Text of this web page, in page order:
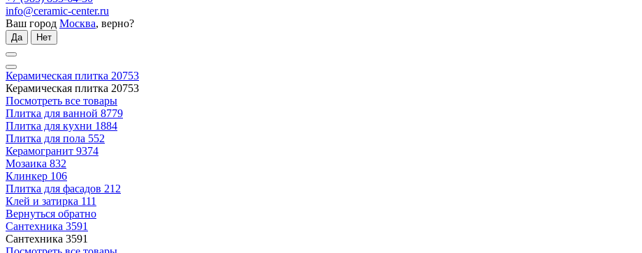
info@ceramic-center.ru
Ваш город Москва, верно?
Да Нет
Керамическая плитка 20753
Керамическая плитка 20753
Посмотреть все товары
Плитка для ванной 8779
Плитка для кухни 1884
Плитка для пола 552
Керамогранит 9374
Мозаика 832
Клинкер 106
Плитка для фасадов 212
Клей и затирка 111
Вернуться обратно
Сантехника 3591
Сантехника 3591